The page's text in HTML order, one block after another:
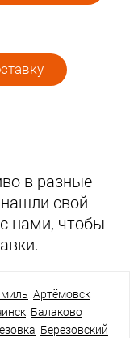
в разные
свой
нами, чтобы
Артёмовск
Балаково
Березовский